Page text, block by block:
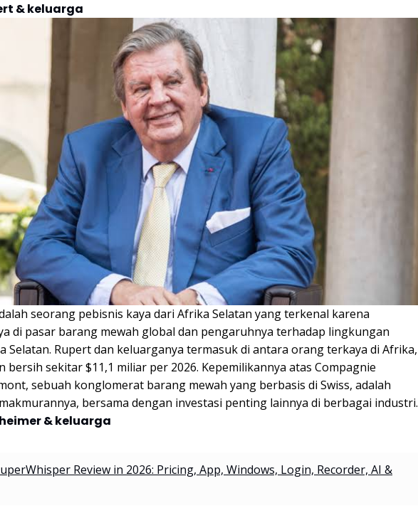
& keluarga
seorang pebisnis kaya dari Afrika Selatan yang terkenal karena
di pasar barang mewah global dan pengaruhnya terhadap lingkungan
Selatan. Rupert dan keluarganya termasuk di antara orang terkaya di Afrika,
bersih sekitar $11,1 miliar per 2026. Kepemilikannya atas Compagnie
sebuah konglomerat barang mewah yang berbasis di Swiss, adalah
bersama dengan investasi penting lainnya di berbagai industri.
& keluarga
Review in 2026: Pricing, App, Windows, Login, Recorder, AI &